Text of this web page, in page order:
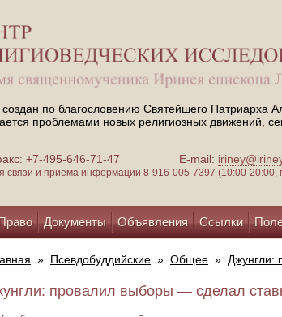
по благословению Святейшего Патриарха
проблемами новых религиозных движений,
+7-495-646-71-47 E-mail:
связи и приёма информации 8-916-005-7397 (10:00-20:00,
Документы Объявления Ссылки
» Псевдобуддийские » Общее » Джунгли:
провалил выборы — сделал